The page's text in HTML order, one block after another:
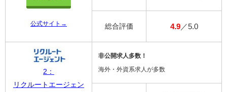
公式サイト→ 総合評価 4.9／5.0
2：
リクルートエージェン
非公開求人多数！
海外・外資系求人が多数